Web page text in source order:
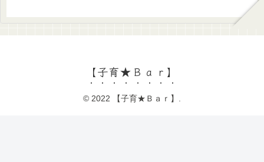
【子育★Ｂａｒ】
© 2022 【子育★Ｂａｒ】.